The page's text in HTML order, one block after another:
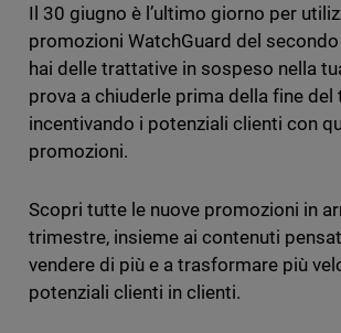
Il 30 giugno è l’ultimo giorno per
promozioni WatchGuard del
hai delle trattative in sospeso nella
prova a chiuderle prima della fine
incentivando i potenziali clienti con
promozioni.
Scopri tutte le nuove promozioni in
trimestre, insieme ai contenuti
vendere di più e a trasformare più
potenziali clienti in clienti.